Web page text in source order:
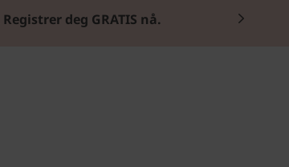
Registrer deg GRATIS nå.